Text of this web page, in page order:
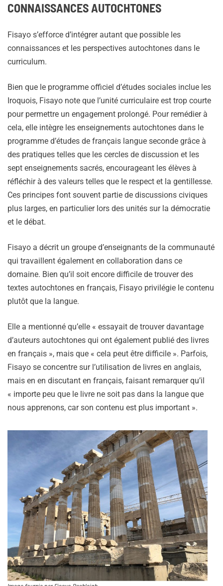
CONNAISSANCES AUTOCHTONES
Fisayo s’efforce d’intégrer autant que possible les
connaissances et les perspectives autochtones dans le
curriculum.
Bien que le programme officiel d’études sociales inclue les
Iroquois, Fisayo note que l’unité curriculaire est trop courte
pour permettre un engagement prolongé. Pour remédier à
cela, elle intègre les enseignements autochtones dans le
programme d’études de français langue seconde grâce à
des pratiques telles que les cercles de discussion et les
sept enseignements sacrés, encourageant les élèves à
réfléchir à des valeurs telles que le respect et la gentillesse.
Ces principes font souvent partie de discussions civiques
plus larges, en particulier lors des unités sur la démocratie
et le débat.
Fisayo a décrit un groupe d’enseignants de la communauté
qui travaillent également en collaboration dans ce
domaine. Bien qu’il soit encore difficile de trouver des
textes autochtones en français, Fisayo privilégie le contenu
plutôt que la langue.
Elle a mentionné qu’elle « essayait de trouver davantage
d’auteurs autochtones qui ont également publié des livres
en français », mais que « cela peut être difficile ». Parfois,
Fisayo se concentre sur l’utilisation de livres en anglais,
mais en en discutant en français, faisant remarquer qu’il
« importe peu que le livre ne soit pas dans la langue que
nous apprenons, car son contenu est plus important ».